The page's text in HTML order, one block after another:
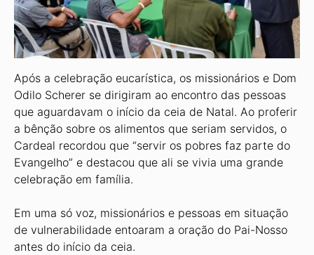
Após a celebração eucarística, os missionários e Dom
Odilo Scherer se dirigiram ao encontro das pessoas
que aguardavam o início da ceia de Natal. Ao proferir
a bênção sobre os alimentos que seriam servidos, o
Cardeal recordou que “servir os pobres faz parte do
Evangelho” e destacou que ali se vivia uma grande
celebração em família.
Em uma só voz, missionários e pessoas em situação
de vulnerabilidade entoaram a oração do Pai-Nosso
antes do início da ceia.